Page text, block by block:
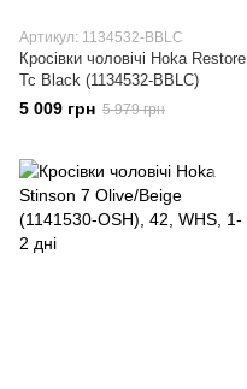
Артикул: 1134532-BBLC
Кросівки чоловічі Hoka Restore
Tc Black (1134532-BBLC)
5 009 грн 5 979 грн